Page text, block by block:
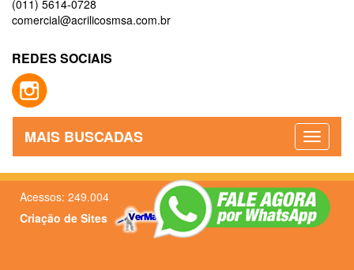
(011) 5614-0728
comercial@acrilicosmsa.com.br
REDES SOCIAIS
MAIS BUSCADAS
Acessos: 249.004
Criação de Sites
–Admin